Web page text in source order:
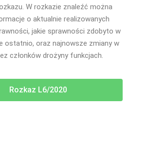
W rozkazie znaleźć można
o aktualnie realizowanych
jakie sprawności zdobyto w
ostatnio, oraz najnowsze zmiany w
członków drożyny funkcjach.
Rozkaz L6/2020